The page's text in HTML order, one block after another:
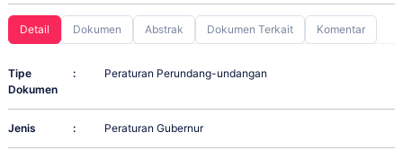
Detail Dokumen Abstrak Dokumen Terkait Komentar
Tipe
Dokumen
: Peraturan Perundang-undangan
Jenis : Peraturan Gubernur